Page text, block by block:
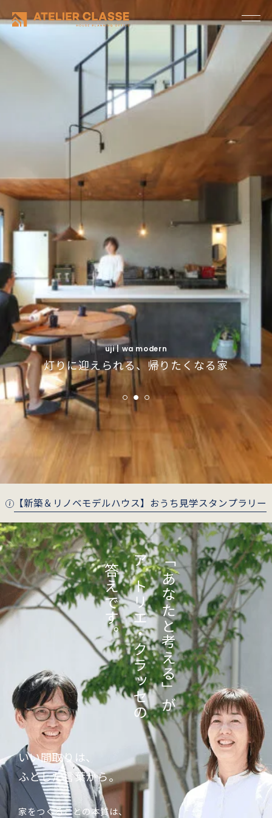
uji | simple modern
インナーガレージで叶えるインダストリアルな
暮らし
fushimi | wa modern
季節がそっと寄り添う、庭とつながる住まい
uji | wa modern
灯りに迎えられる、帰りたくなる家
uji | simple modern
インナーガレージで叶えるインダストリアルな
暮らし
fushimi | wa modern
季節がそっと寄り添う、庭とつながる住まい
【新築＆リノベモデルハウス】おうち見学スタンプラリー
「あなたと考える」が
アトリエ・クラッセの
答えです。
いい間取りは、
ふとした言葉から。
家をつくることの本質は、